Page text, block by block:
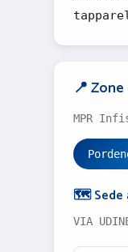
📍
MPR
🗺️ Sede
VIA